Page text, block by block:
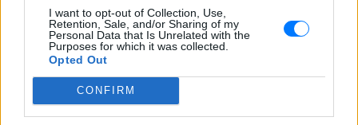
I want to opt-out of Collection, Use,
Retention, Sale, and/or Sharing of my
Personal Data that Is Unrelated with the
Purposes for which it was collected.
Opted Out
CONFIRM
«Πάω διακοπές έναν μήνα» ‑ Η
απίθανη ατάκα στην κάμερα του
MEGA
στιγμή από το λιμάνι του Πειραιά, την
Παρασκευή 7 Αυγούστου.